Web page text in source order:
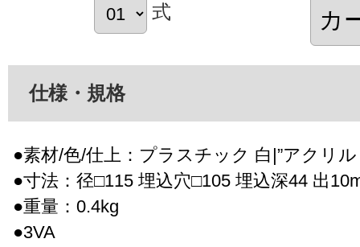
式
仕様・規格
●素材/色/仕上：プラスチック 白|”アクリ
●寸法：径□115 埋込穴□105 埋込深44 出
●重量：0.4kg
●3VA